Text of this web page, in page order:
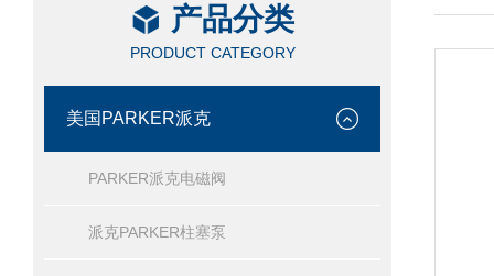
产品分类
PRODUCT CATEGORY
美国PARKER派克
PARKER派克电磁阀
派克PARKER柱塞泵
/